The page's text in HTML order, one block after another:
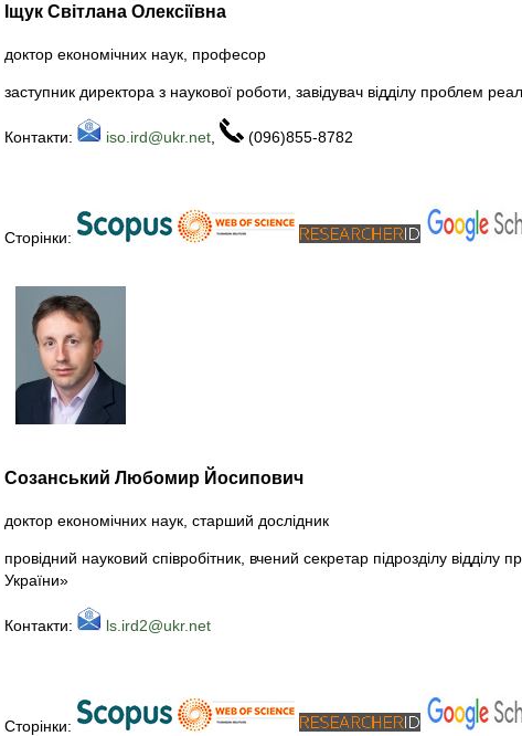
Іщук Світлана Олексіївна
доктор економічних наук, професор
заступник директора з наукової роботи, завідувач відділу проблем
Контакти: iso.ird@ukr.net, (096)855-8782
Сторінки:
Созанський Любомир Йосипович
доктор економічних наук, старший дослідник
провідний науковий співробітник, вчений секретар підрозділу
України»
Контакти: ls.ird2@ukr.net
Сторінки: